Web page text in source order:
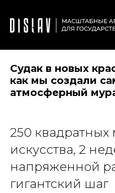
Судак в новых
как мы создали
атмосферный
250 квадратных
искусства, 2
напряженной
гигантский шаг